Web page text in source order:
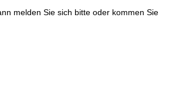
melden Sie sich bitte oder kommen Sie